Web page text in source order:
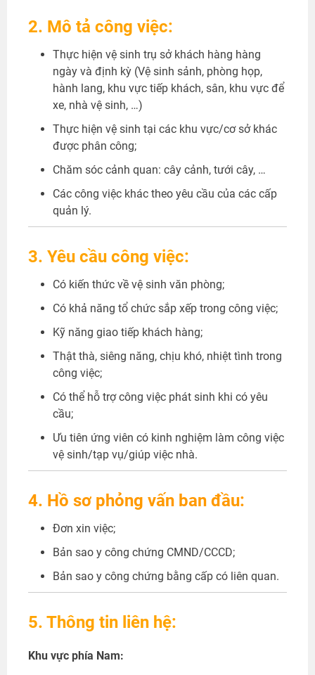
2. Mô tả công việc:
Thực hiện vệ sinh trụ sở khách hàng hàng
ngày và định kỳ (Vệ sinh sảnh, phòng họp,
hành lang, khu vực tiếp khách, sân, khu vực để
xe, nhà vệ sinh, …)
Thực hiện vệ sinh tại các khu vực/cơ sở khác
được phân công;
Chăm sóc cảnh quan: cây cảnh, tưới cây, …
Các công việc khác theo yêu cầu của các cấp
quản lý.
3. Yêu cầu công việc:
Có kiến thức về vệ sinh văn phòng;
Có khả năng tổ chức sắp xếp trong công việc;
Kỹ năng giao tiếp khách hàng;
Thật thà, siêng năng, chịu khó, nhiệt tình trong
công việc;
Có thể hỗ trợ công việc phát sinh khi có yêu
cầu;
Ưu tiên ứng viên có kinh nghiệm làm công việc
vệ sinh/tạp vụ/giúp việc nhà.
4. Hồ sơ phỏng vấn ban đầu:
Đơn xin việc;
Bản sao y công chứng CMND/CCCD;
Bản sao y công chứng bằng cấp có liên quan.
5. Thông tin liên hệ:
Khu vực phía Nam: